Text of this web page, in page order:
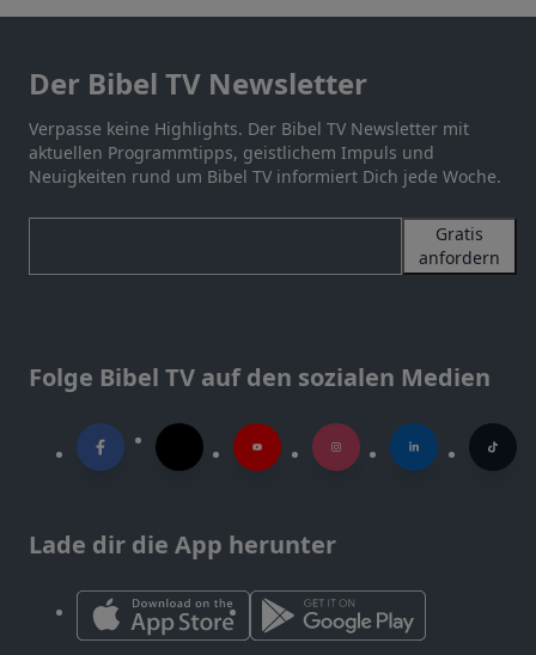
Der Bibel TV Newsletter
Verpasse keine Highlights. Der Bibel TV Newsletter mit
aktuellen Programmtipps, geistlichem Impuls und
Neuigkeiten rund um Bibel TV informiert Dich jede Woche.
Gratis
anfordern
Folge Bibel TV auf den sozialen Medien
Lade dir die App herunter